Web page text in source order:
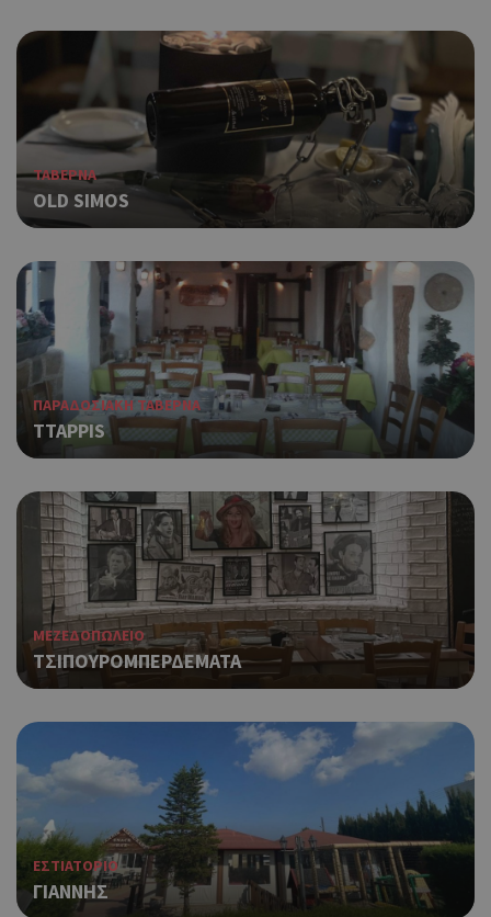
ΤΑΒΕΡΝΑ
OLD SIMOS
ΠΑΡΑΔΟΣΙΑΚΗ ΤΑΒΕΡΝΑ
TTAPPIS
ΜΕΖΕΔΟΠΩΛΕΙΟ
ΤΣΙΠΟΥΡΟΜΠΕΡΔΕΜΑΤΑ
ΕΣΤΙΑΤΟΡΙΟ
ΓΙΑΝΝΗΣ